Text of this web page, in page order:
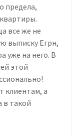
предела,
все же не
выписку Егрн,
уже на него. В
этой
клиентам, а
в такой